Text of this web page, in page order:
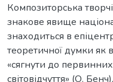
Композиторська
знакове явище
знаходиться в
теоретичної думки як
«сягнути до
світовідчуття» (О.